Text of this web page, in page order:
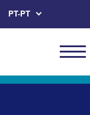
PT-PT
for